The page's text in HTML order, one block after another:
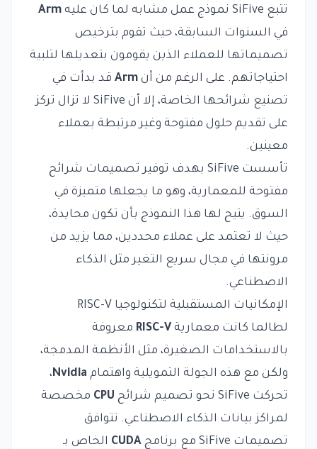
تتبع SiFive نموذج عمل مشابه لما كان عليه
Arm
في السنوات السابقة، حيث تقوم بترخيص
تصميماتها للعملاء الذين يقومون بتعديلها لتلبية
احتياجاتهم. على الرغم من أن Arm قد بدأت في
تصنيع شرائحها الخاصة، إلا أن SiFive لا تزال تركز
على تقديم حلول مفتوحة وغير مرتبطة بعملاء
معينين.
تأسست SiFive بهدف توفير تصميمات شرائح
مفتوحة للمعمارية، وهو ما يجعلها متميزة في
السوق. يتيح لها هذا النموذج بأن تكون محايدة،
حيث لا تعتمد على عملاء محددين، مما يزيد من
مرونتها في مجال سريع التغير مثل الذكاء
الاصطناعي.
الإمكانيات المستقبلية لتكنولوجيا RISC-V
لطالما كانت معمارية RISC-V معروفة
بالاستخدامات الصغيرة، مثل الأنظمة المدمجة،
ولكن مع هذه الجولة التمويلية واهتمام Nvidia،
تحركت SiFive نحو تصميم شرائح
CPU مخصصة
لمراكز بيانات الذكاء الاصطناعي. تتوافق
تصميمات SiFive مع برنامج
CUDA الخاص بـ